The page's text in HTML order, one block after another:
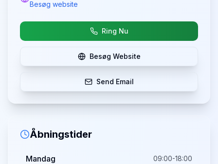
Besøg website
Ring Nu
Besøg Website
Send Email
Åbningstider
Mandag 09:00-18:00